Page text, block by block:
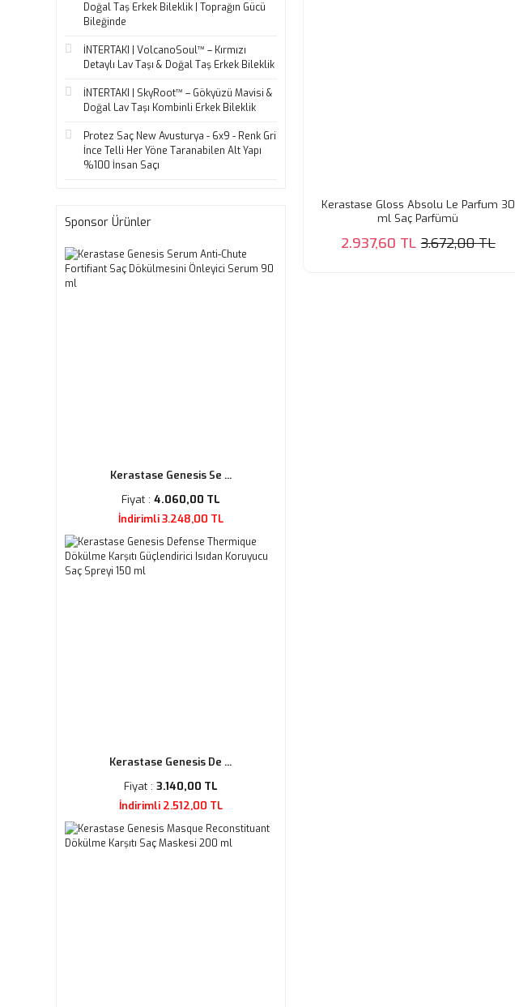
Doğal Taş Erkek Bileklik | Toprağın Gücü
Bileğinde
İNTERTAKI | VolcanoSoul™ – Kırmızı
Detaylı Lav Taşı & Doğal Taş Erkek Bileklik
İNTERTAKI | SkyRoot™ – Gökyüzü Mavisi &
Doğal Lav Taşı Kombinli Erkek Bileklik
Protez Saç New Avusturya - 6x9 - Renk Gri
İnce Telli Her Yöne Taranabilen Alt Yapı
%100 İnsan Saçı
Sponsor Ürünler
Kerastase Genesis Se ...
Fiyat : 4.060,00 TL
İndirimli 3.248,00 TL
Kerastase Genesis De ...
Fiyat : 3.140,00 TL
İndirimli 2.512,00 TL
Kerastase Gloss Absolu Le Parfum 30
ml Saç Parfümü
2.937,60 TL 3.672,00 TL